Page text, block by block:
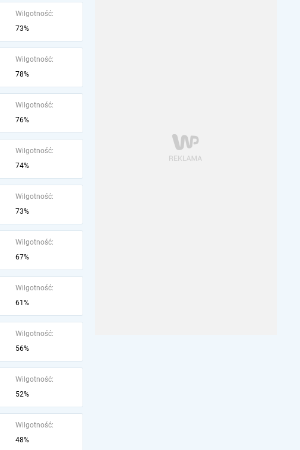
Wilgotność:
73%
Wilgotność:
78%
Wilgotność:
76%
Wilgotność:
74%
Wilgotność:
73%
Wilgotność:
67%
Wilgotność:
61%
Wilgotność:
56%
Wilgotność:
52%
Wilgotność:
48%